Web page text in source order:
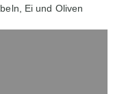
Ei und Oliven